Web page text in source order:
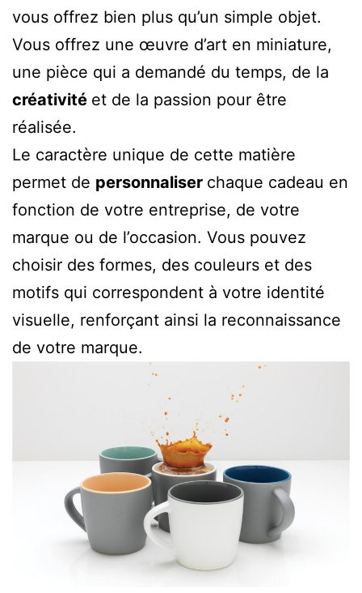
vous offrez bien plus qu’un simple objet.
Vous offrez une œuvre d’art en miniature,
une pièce qui a demandé du temps, de la
créativité et de la passion pour être
réalisée.
Le caractère unique de cette matière
permet de personnaliser chaque cadeau en
fonction de votre entreprise, de votre
marque ou de l’occasion. Vous pouvez
choisir des formes, des couleurs et des
motifs qui correspondent à votre identité
visuelle, renforçant ainsi la reconnaissance
de votre marque.